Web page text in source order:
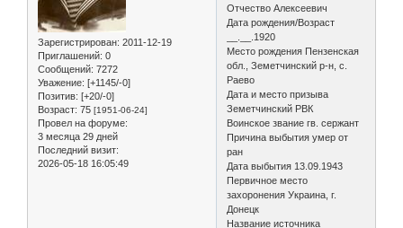
Зарегистрирован: 2011-12-19
Приглашений: 0
Сообщений: 7272
Уважение: [+1145/-0]
Позитив: [+20/-0]
Возраст: 75 [1951-06-24]
Провел на форуме:
3 месяца 29 дней
Последний визит:
2026-05-18 16:05:49
Отчество Алексеевич
Дата рождения/Возраст
__.__.1920
Место рождения Пензенская
обл., Земетчинский р-н, с.
Раево
Дата и место призыва
Земетчинский РВК
Воинское звание гв. сержант
Причина выбытия умер от
ран
Дата выбытия 13.09.1943
Первичное место
захоронения Украина, г.
Донецк
Название источника